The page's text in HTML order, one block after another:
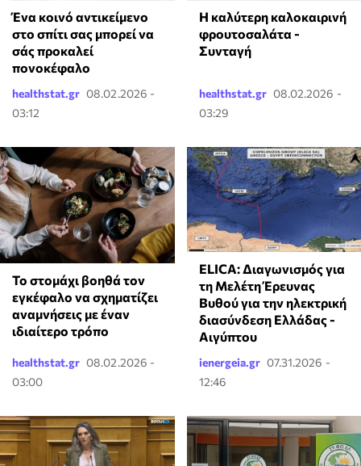
Ένα κοινό αντικείμενο
στο σπίτι σας μπορεί να
σάς προκαλεί
πονοκέφαλο
healthstat.gr 08.02.2026 -
03:12
Η καλύτερη καλοκαιρινή
φρουτοσαλάτα -
Συνταγή
healthstat.gr 08.02.2026 -
03:29
Το στομάχι βοηθά τον
εγκέφαλο να σχηματίζει
αναμνήσεις με έναν
ιδιαίτερο τρόπο
healthstat.gr 08.02.2026 -
03:00
ELICA: Διαγωνισμός για
τη Μελέτη Έρευνας
Βυθού για την ηλεκτρική
διασύνδεση Ελλάδας -
Αιγύπτου
ienergeia.gr 07.31.2026 -
12:46